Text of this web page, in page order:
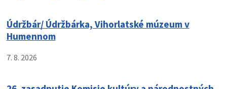
Údržbár/ Údržbárka, Vihorlatské múzeum v
Humennom
7. 8. 2026